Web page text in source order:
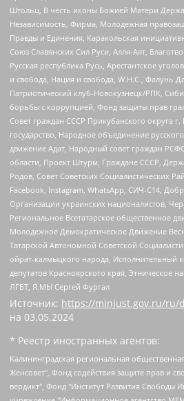
Штольц, В честь иконы Божией Матери
Независимость, Фирма, Молодежная
Правды и Единения, Каракольская
Союз Славянских Сил Руси, Алля-Аят,
Русская республика Русь, Арестантское
и свобода, Нация и свобода, W.H.С., Фалунь
Патриотический клуб-Новокузнецк/РПК,
борьбы с коррупцией, Фонд защиты прав
Совет граждан СССР Прикубанского округа
государство, Народное объединение
движение Адат, Народный совет граждан
области, Проект Штурм, Граждане СССР,
Родов, Совет Советских Социалистических
Facebook, Instagram, WhatsApp, СИЧ-С14,
Организации украинских националистов,
Региональное Всетатарское общественное
Молодежное Демократическое Движение
Татарской Автономной Советской
ойрат-калмыцкого народа, Исполнительный
депутатов Красноярского края, Этническое
ЛГБТ, Я.МЫ Сергей Фургал
Источник: https://minjust.gov.ru/ru/
на 03.05.2024
* Реестр иностранных агентов:
Калининградская региональная общественная организация "Экозащита!-Женсовет", Фонд содействия защите прав и свобод граждан "Общественный вердикт", Фонд "Институт Развития Свободы Информации", Частное учреждение "Информационное агентство МЕМО. РУ", Региональная общественная организация "Общественная комиссия по сохранению наследия академика Сахарова", Фонд поддержки свободы прессы, Санкт-Петербургская общественная правозащитная организация "Гражданский контроль", Межрегиональная общественная организация "Информационно-просветительский центр "Мемориал", Региональный Фонд "Центр Защиты Прав Средств Массовой Информации", с 05.12.2023 Фонд "Центр Защиты Прав Средств массовой информации", Региональная общественная благотворительная организация помощи беженцам и мигрантам "Гражданское содействие", Негосударственное образовательное учреждение дополнительного профессионального образования (повышение квалификации) специалистов "АКАДЕМИЯ ПО ПРАВАМ ЧЕЛОВЕКА", Свердловская региональная общественная организация "Сутяжник", Автономная некоммерческая организация "Центр независимых социологических исследований", Союз общественных объединений "Российский исследовательский центр по правам человека", Региональное общественное учреждение научно-информационный центр "МЕМОРИАЛ", Некоммерческая организация "Фонд защиты гласности", Автономная некоммерческая организация "Институт прав человека", Городская общественная организация "Екатеринбургское общество "МЕМОРИАЛ", Городская общественная организация "Рязанское историко-просветительское и правозащитное общество "Мемориал" (Рязанский Мемориал), Челябинский региональный орган общественной самодеятельности – женское общественное объединение "Женщины Евразии", Челябинский региональный орган общественной самодеятельности "Уральская правозащитная группа", Фонд содействия защите здоровья и социальной справедливости имени Андрея Рылькова, Автономная Некоммерческая Организация "Аналитический Центр Юрия Левады", Автономная некоммерческая организация социальной поддержки населения "Проект Апрель", Региональная общественная организация помощи женщинам и детям, находящимся в кризисной ситуации "Информационно-методический центр "Анна", Фонд содействия развитию массовых коммуникаций и правовому просвещению "Так-так-Так", Фонд содействия устойчивому развитию "Серебряная тайга", Свердловский региональный общественный фонд социальных проектов "Новое время", "Idel.Реалии", Кавказ.Реалии, Крым.Реалии, Телеканал Настоящее Время, Татаро-башкирская служба Радио Свобода (Azatliq Radiosi), Радио Свободная Европа/Радио Свобода (PCE/PC), "Сибирь.Реалии", "Фактограф", Благотворительный фонд помощи осужденным и их семьям, Автономная некоммерческая организация "Институт глобализации и социальных движений", Фонд "В защиту прав заключенных", Частное учреждение "Центр поддержки и содействия развитию средств массовой информации", Пензенский региональный общественный благотворительный фонд "Гражданский союз", "Север.Реалии", Некоммерческая организация Фонд "Правовая инициатива", Общество с ограниченной ответственностью "Радио Свободная Европа/Радио Свобода", Чешское информационное агентство "MEDIUM-ORIENT", Красноярская региональная общественная организация "Мы против СПИДа", Камалягин Денис Николаевич, Маркелов Сергей Евгеньевич, Пономарев Лев Александрович, Савицкая Людмила Алексеевна, Автономная некоммерческая организация "Центр по работе с проблемой насилия "НАСИЛИЮ.НЕТ", Межрегиональный профессиональный союз работников здравоохранения "Альянс врачей", Юридическое лицо, зарегистрированное в Латвийской Республике, SIA "Medusa Project" (регистрационный номер 40103797863, дата регистрации 10.06.2014), Некоммерческая организация "Фонд по борьбе с коррупцией", Автономная некоммерческая организация "Институт права и публичной политики", Баданин Роман Сергеевич, Гликин Максим Александрович, Железнова Мария Михайловна, Лукьянова Юлия Сергеевна, Маетная Елизавета Витальевна, Маняхин Петр Борисович, Чуракова Ольга Владимировна, Ярош Юлия Петровна, Юридическое лицо "The Insider SIA", зарегистрированное в Риге, Латвийская Республика (дата регистрации 26.06.2015), являющееся администратором доменного имени интернет-издания "The Insider SIA", https://theins.ru, Постернак Алексей Евгеньевич, Рубин Михаил Аркадьевич, Анин Роман Александрович, Юридическое лицо Istories fonds, зарегистрированное в Латвийской Республике (регистрационный номер 50008295751, дата регистрации 24.02.2020), Великовский Дмитрий Александрович, Долинина Ирина Николаевна, Мароховская Алеся Алексеевна, Шлейнов Роман Юрьевич, Шмагун Олеся Валентиновна, Общество с ограниченной ответственностью "Альтаир 2021", Общество с ограниченной ответственностью "Вега 2021", Общество с ограниченной ответственностью "Главный редактор 2021", Общество с ограниченной ответственностью "Ромашки монолит", Важенков Артем Валерьевич, Ивановская областная общественная организация "Центр гендерных исследований", Гурман Юрий Альбертович, Медиапроект "ОВД-Инфо", Егоров Владимир Владимирович, Жилинский Владимир Александрович, Общество с ограниченной ответственностью "ЗП", Иванова София Юрьевна, Карезина Инна Павловна, Кильтау Екатерина Викторовна, Петров Алексей Викторович, Пискунов Сергей Евгеньевич, Смирнов Сергей Сергеевич, Тихонов Михаил Сергеевич, Общество с ограниченной ответственностью "ЖУРНАЛИСТ-ИНОСТРАННЫЙ АГЕНТ", Арапова Галина Юрьевна, Вольтская Татьяна Анатольевна, Американская компания "Mason G.E.S. Anonymous Foundation" (США), являющаяся владельцем интернет-издания https://mnews.world/, Компания "Stichting Bellingcat", зарегистрированная в Нидерландах (дата регистрации 11.07.2018), Захаров Андрей Вячеславович, Клепиковская Екатерина Дмитриевна, Общество с ограниченной ответственностью "МЕМО", Перл Роман Александрович, Симонов Евгений Алексеевич, Соловьева Елена Анатольевна, Сотников Даниил Владимирович, Сурначева Елизавета Дмитриевна, Автономная некоммерческая организация по защите прав человека и информированию населения "Якутия – Наше Мнение", Общество с ограниченной ответственностью "Москоу диджитал медиа", с 26.01.2023 Общество с ограниченной ответственностью "Чайка Белые сады", Ветошкина Валерия Валерьевна, Заговора Максим